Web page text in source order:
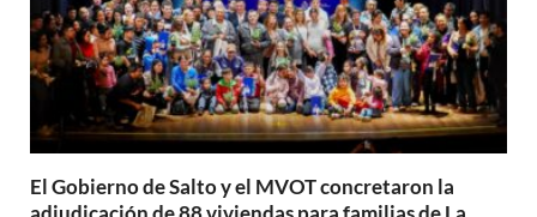
El Gobierno de Salto y el MVOT concretaron la